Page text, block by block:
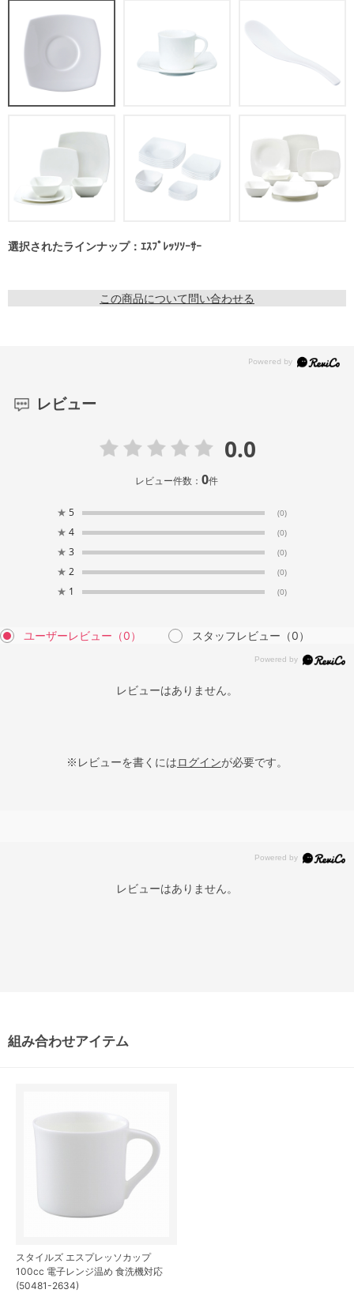
選択されたラインナップ：ｴｽﾌﾟﾚｯｿｿｰｻｰ
この商品について問い合わせる
レビュー
0.0
レビュー件数：0件
★ 5 (0)
★ 4 (0)
★ 3 (0)
★ 2 (0)
★ 1 (0)
ユーザーレビュー （0） スタッフレビュー （0）
レビューはありません。
※レビューを書くにはログインが必要です。
レビューはありません。
組み合わせアイテム
スタイルズ エスプレッソカップ
100cc 電子レンジ温め 食洗機対応
(50481-2634)